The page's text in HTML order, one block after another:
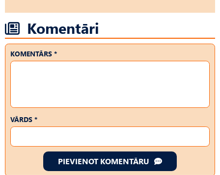
Komentāri
KOMENTĀRS *
VĀRDS *
PIEVIENOT KOMENTĀRU